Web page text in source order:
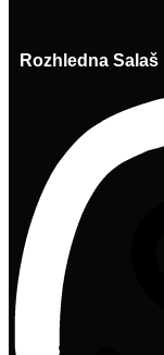
Rozhledna Salaš